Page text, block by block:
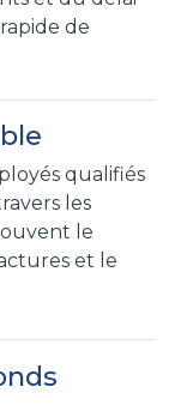
de
qualifiés
les
le
et le